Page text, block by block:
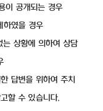
이 공개되는 경우
하였을 경우
는 상황에 의하여 상담
답변을 위하여 주치
할 수 있습니다.